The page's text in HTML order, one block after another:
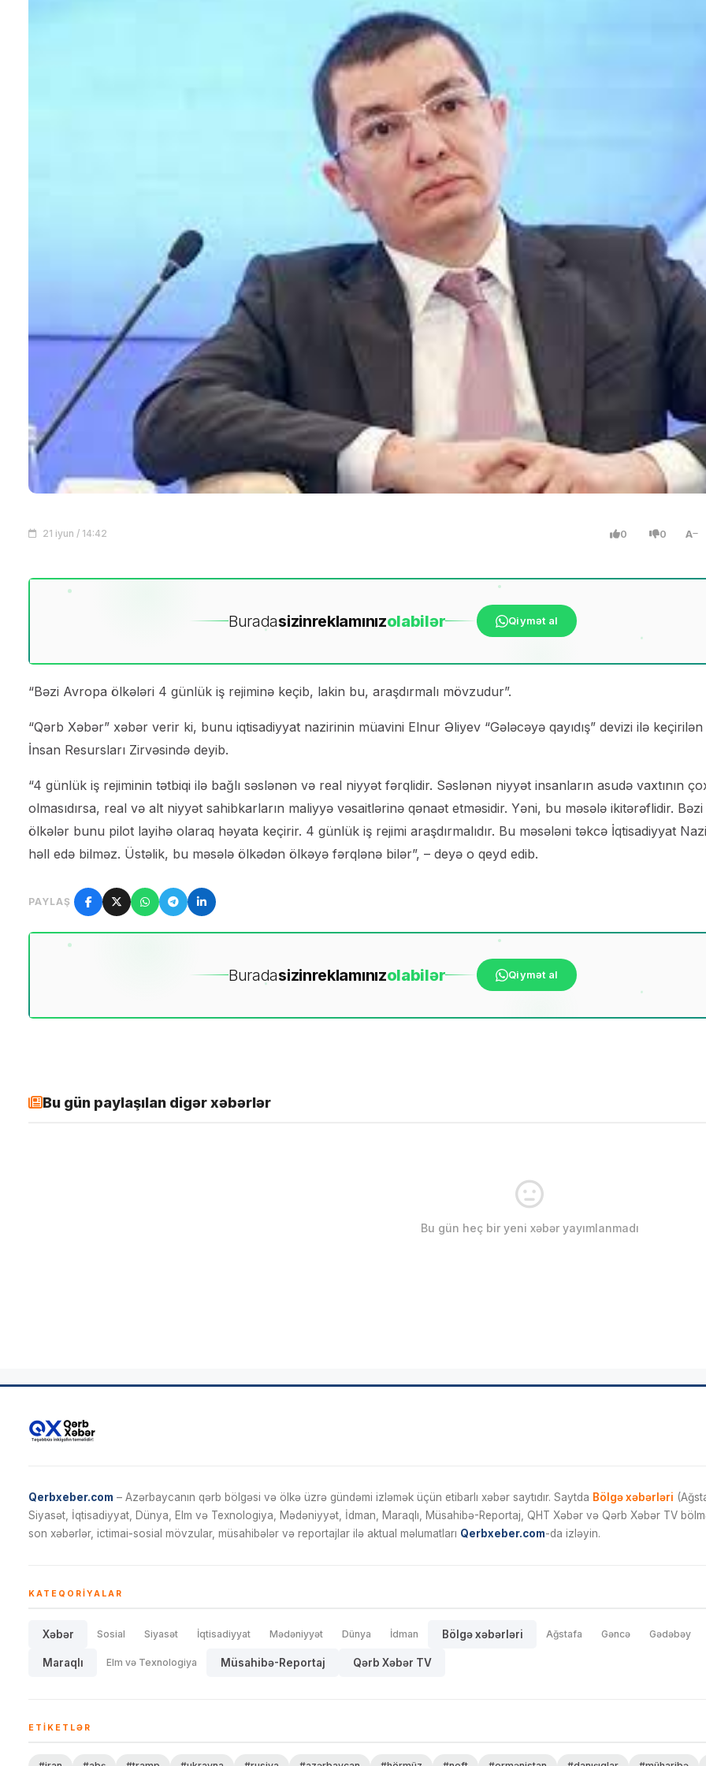
21 iyun / 14:42 0 0 A
Buradasizinreklamınızolabilər Qiymət al
“Bəzi Avropa ölkələri 4 günlük iş rejiminə keçib, lakin bu, araşdırmalı mövzudur”.
“Qərb Xəbər” xəbər verir ki, bunu iqtisadiyyat nazirinin müavini Elnur Əliyev “Gələcəyə qayıdış” devizi ilə keçirilən
İnsan Resursları Zirvəsində deyib.
“4 günlük iş rejiminin tətbiqi ilə bağlı səslənən və real niyyət fərqlidir. Səslənən niyyət insanların asudə vaxtının
olmasıdırsa, real və alt niyyət sahibkarların maliyyə vəsaitlərinə qənaət etməsidir. Yəni, bu məsələ ikitərəflidir. Bəzi
ölkələr bunu pilot layihə olaraq həyata keçirir. 4 günlük iş rejimi araşdırmalıdır. Bu məsələni təkcə İqtisadiyyat
həll edə bilməz. Üstəlik, bu məsələ ölkədən ölkəyə fərqlənə bilər”, – deyə o qeyd edib.
PAYLAŞ
Buradasizinreklamınızolabilər Qiymət al
Bu gün paylaşılan digər xəbərlər
Bu gün heç bir yeni xəbər yayımlanmadı
Qerbxeber.com – Azərbaycanın qərb bölgəsi və ölkə üzrə gündəmi izləmək üçün etibarlı xəbər saytıdır. Saytda Bölgə xəbərləri
Siyasət, İqtisadiyyat, Dünya, Elm və Texnologiya, Mədəniyyət, İdman, Maraqlı, Müsahibə-Reportaj, QHT Xəbər və Qərb Xəbər TV
son xəbərlər, ictimai-sosial mövzular, müsahibələr və reportajlar ilə aktual məlumatları Qerbxeber.com-da izləyin.
KATEQORIYALAR
Xəbər Sosial Siyasət İqtisadiyyat Mədəniyyət Dünya İdman Bölgə xəbərləri Ağstafa Gəncə Gədəbəy
Maraqlı Elm və Texnologiya Müsahibə-Reportaj Qərb Xəbər TV
ETIKETLƏR